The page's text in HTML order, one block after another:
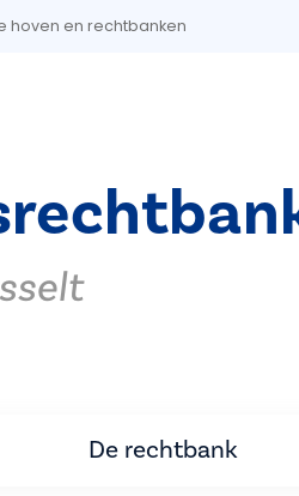
hoven en rechtbanken
De rechtbank